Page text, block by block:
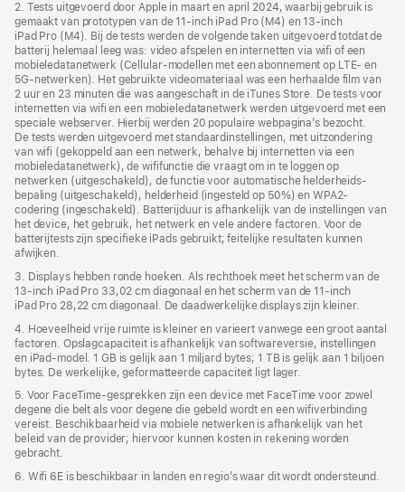
2. Tests uitgevoerd door Apple in maart en april 2024, waarbij gebruik is
gemaakt van prototypen van de 11‑inch iPad Pro (M4) en 13‑inch
iPad Pro (M4). Bij de tests werden de volgende taken uitgevoerd totdat de
batterij helemaal leeg was: video afspelen en internetten via wifi of een
mobiele­data­netwerk (Cellular-modellen met een abonnement op LTE- en
5G‑netwerken). Het gebruikte videomateriaal was een herhaalde film van
2 uur en 23 minuten die was aangeschaft in de iTunes Store. De tests voor
internetten via wifi en een mobiele­data­netwerk werden uitgevoerd met een
speciale webserver. Hierbij werden 20 populaire webpagina’s bezocht.
De tests werden uitgevoerd met standaard­instellingen, met uitzondering
van wifi (gekoppeld aan een netwerk, behalve bij internetten via een
mobiele­­data­­netwerk), de wififunctie die vraagt om in te loggen op
netwerken (uitgeschakeld), de functie voor automatische helderheids­
bepaling (uitgeschakeld), helderheid (ingesteld op 50%) en WPA2-
codering (ingeschakeld). Batterijduur is afhankelijk van de instellingen van
het device, het gebruik, het netwerk en vele andere factoren. Voor de
batterijtests zijn specifieke iPads gebruikt; feitelijke resultaten kunnen
afwijken.
3. Displays hebben ronde hoeken. Als rechthoek meet het scherm van de
13‑inch iPad Pro 33,02 cm diagonaal en het scherm van de 11‑inch
iPad Pro 28,22 cm diagonaal. De daadwerkelijke displays zijn kleiner.
4. Hoeveelheid vrije ruimte is kleiner en varieert vanwege een groot aantal
factoren. Opslagcapaciteit is afhankelijk van softwareversie, instellingen
en iPad‑model. 1 GB is gelijk aan 1 miljard bytes; 1 TB is gelijk aan 1 biljoen
bytes. De werkelijke, geformatteerde capaciteit ligt lager.
5. Voor FaceTime-gesprekken zijn een device met FaceTime voor zowel
degene die belt als voor degene die gebeld wordt en een wifiverbinding
vereist. Beschikbaarheid via mobiele netwerken is afhankelijk van het
beleid van de provider; hiervoor kunnen kosten in rekening worden
gebracht.
6. Wifi 6E is beschikbaar in landen en regio’s waar dit wordt ondersteund.